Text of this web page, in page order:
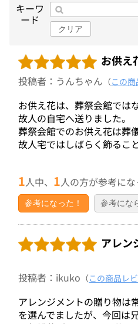
キーワ
ード
クリア
お供え
投稿者：うんちゃん （この
お供え花は、葬祭会館では
故人の自宅へ送りました。
葬祭会館でのお供え花は葬
故人宅ではしばらく飾るこ
1人中、 1人の方が参考にな
参考になった！ 参考にな
アレン
投稿者：ikuko （この商品レ
アレンジメントの贈り物は
を選んでましたが、今回は